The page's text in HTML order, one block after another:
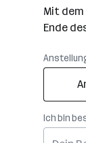
Mit
Ende
Ich bin